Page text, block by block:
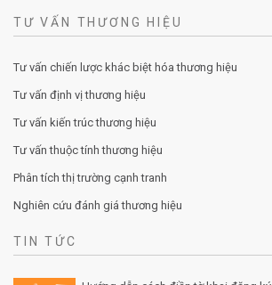
TƯ VẤN THƯƠNG HIỆU
Tư vấn chiến lược khác biệt hóa thương hiệu
Tư vấn định vị thương hiệu
Tư vấn kiến trúc thương hiệu
Tư vấn thuộc tính thương hiệu
Phân tích thị trường cạnh tranh
Nghiên cứu đánh giá thương hiệu
TIN TỨC